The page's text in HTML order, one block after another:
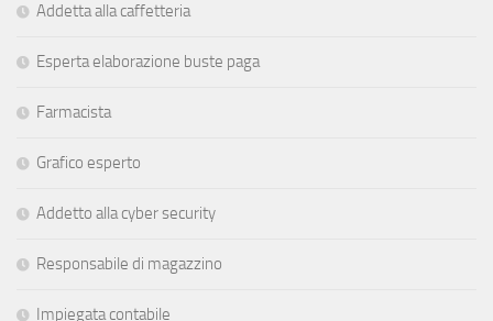
Addetta alla caffetteria
Esperta elaborazione buste paga
Farmacista
Grafico esperto
Addetto alla cyber security
Responsabile di magazzino
Impiegata contabile